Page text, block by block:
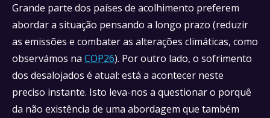
Grande parte dos países de acolhimento preferem
abordar a situação pensando a longo prazo (reduzir
as emissões e combater as alterações climáticas, como
observámos na COP26). Por outro lado, o sofrimento
dos desalojados é atual: está a acontecer neste
preciso instante. Isto leva-nos a questionar o porquê
da não existência de uma abordagem que também